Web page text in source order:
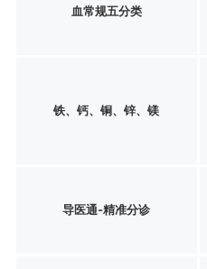
血常规五分类
铁、钙、铜、锌、镁
导医通-精准分诊